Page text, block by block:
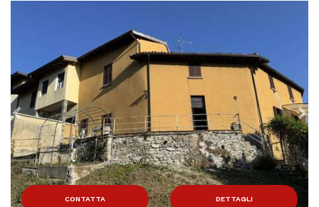
CONTATTA DETTAGLI